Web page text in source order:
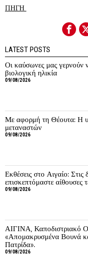
ΠΗΓΗ
LATEST POSTS
Οι καύσωνες μας γερνούν
βιολογική ηλικία
09/08/2026
Με αφορμή τη Θέουτα: Η
μεταναστών
09/08/2026
Εκθέσεις στο Αιγαίο: Στις
επισκεπτόμαστε αίθουσες
09/08/2026
ΑΙΓΙΝΑ, Καποδιστριακό
«Απομακρυσμένα Βουνά
Πατρίδα».
09/08/2026